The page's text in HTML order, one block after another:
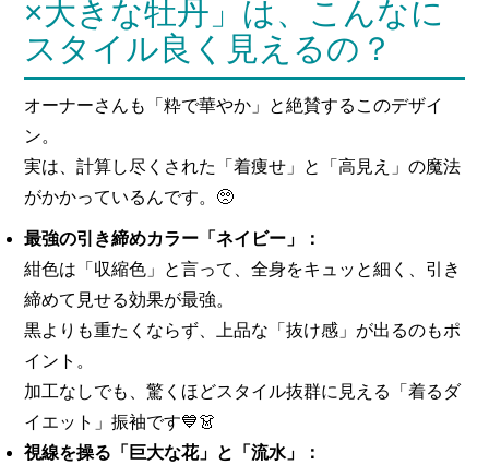
×大きな牡丹」は、こんなに
スタイル良く見えるの？
オーナーさんも「粋で華やか」と絶賛するこのデザイ
ン。
実は、計算し尽くされた「着痩せ」と「高見え」の魔法
がかかっているんです。🥺
最強の引き締めカラー「ネイビー」：
紺色は「収縮色」と言って、全身をキュッと細く、引き
締めて見せる効果が最強。
黒よりも重たくならず、上品な「抜け感」が出るのもポ
イント。
加工なしでも、驚くほどスタイル抜群に見える「着るダ
イエット」振袖です💙👗
視線を操る「巨大な花」と「流水」：